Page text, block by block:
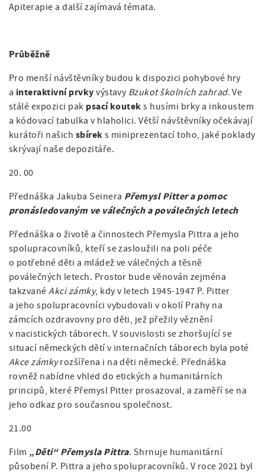
Apiterapie a další zajímavá témata.
Průběžně
Pro menší návštěvníky budou k dispozici pohybové hry
a interaktivní prvky výstavy Bzukot školních zahrad. Ve
stálé expozici pak psací koutek s husími brky a inkoustem
a kódovací tabulka v hlaholici. Větší návštěvníky očekávají
kurátoři našich sbírek s miniprezentací toho, jaké poklady
skrývají naše depozitáře.
20. 00
Přednáška Jakuba Seinera Přemysl Pitter a pomoc
pronásledovaným ve válečných a poválečných letech
Přednáška o životě a činnostech Přemysla Pittra a jeho
spolupracovníků, kteří se zasloužili na poli péče
o potřebné děti a mládež ve válečných a těsně
poválečných letech. Prostor bude věnován zejména
takzvanéAkci zámky, kdy v letech 1945-1947 P. Pitter
a jeho spolupracovníci vybudovali v okolí Prahy na
zámcích ozdravovny pro děti, jež přežily věznění
v nacistických táborech. V souvislosti se zhoršující se
situací německých dětí v internačních táborech byla poté
Akce zámkyrozšířena i na děti německé. Přednáška
rovněž nabídne vhled do etických a humanitárních
principů, které Přemysl Pitter prosazoval, a zaměří se na
jeho odkaz pro současnou společnost.
21.00
Film „Děti“ Přemysla Pittra. Shrnuje humanitární
působení P. Pittra a jeho spolupracovníků. V roce 2021 byl